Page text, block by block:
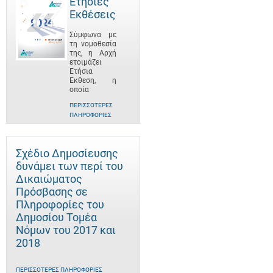
Εκθέσεις
Σύμφωνα με
τη νομοθεσία
της, η Αρχή
ετοιμάζει
Ετήσια
Έκθεση, η
οποία
ΠΕΡΙΣΣΌΤΕΡΕΣ
ΠΛΗΡΟΦΟΡΊΕΣ
Σχέδιο Δημοσίευσης
δυνάμει των περί του
Δικαιώματος
Πρόσβασης σε
Πληροφορίες του
Δημοσίου Τομέα
Νόμων του 2017 και
2018
ΠΕΡΙΣΣΌΤΕΡΕΣ ΠΛΗΡΟΦΟΡΊΕΣ